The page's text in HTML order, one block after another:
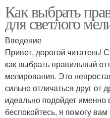
Как выбрать
для светлого
Введение
Привет, дорогой читатель!
как выбрать правильный
мелирования. Это
сильно отличаться друг от
идеально подойдет именно
беспокойтесь, я помогу